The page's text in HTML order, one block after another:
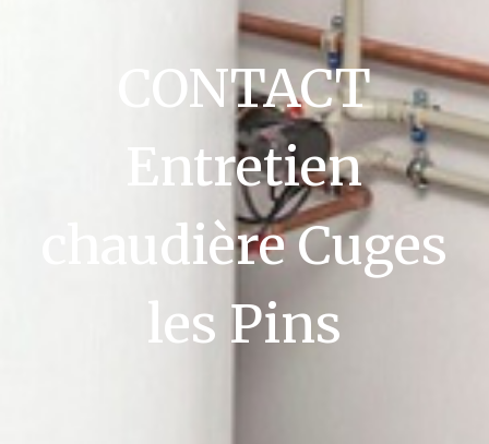
CONTACT
Entretien
chaudière Cuges
les Pins